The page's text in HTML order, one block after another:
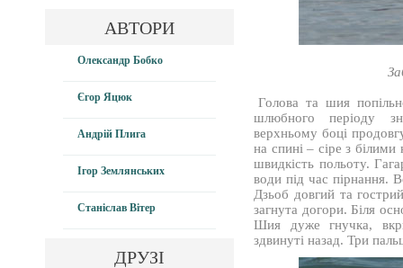
АВТОРИ
Олександр Бобко
Єгор Яцюк
Андрій Плига
Ігор Землянських
Станіслав Вітер
ДРУЗІ
Голова та шия
шлюбного періоду
верхньому боці
на спині – сіре з білими
швидкість польоту.
води під час пірнання.
Дзьоб довгий та
загнута догори. Біля
Шия дуже гнучка,
здвинуті назад. Три